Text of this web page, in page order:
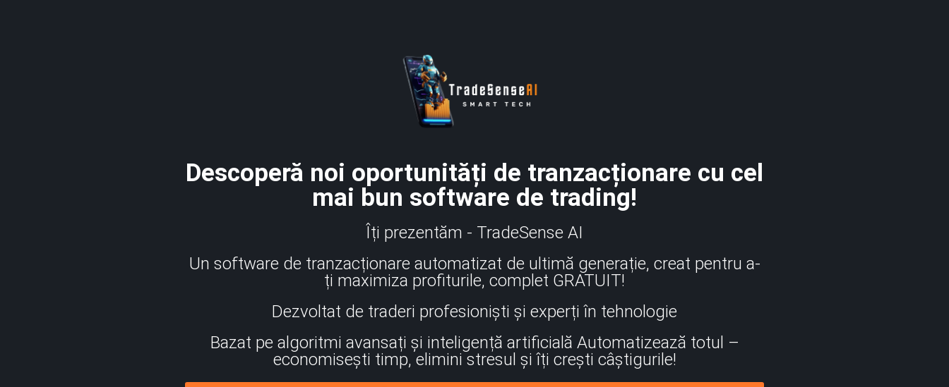
Descoperă noi oportunități de tranzacționare cu cel
mai bun software de trading!
Îți prezentăm - TradeSense AI
Un software de tranzacționare automatizat de ultimă generație, creat pentru a-
ți maximiza profiturile, complet GRATUIT!
Dezvoltat de traderi profesioniști și experți în tehnologie
Bazat pe algoritmi avansați și inteligență artificială Automatizează totul –
economisești timp, elimini stresul și îți crești câștigurile!